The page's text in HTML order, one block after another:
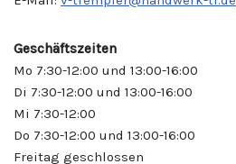
Geschäftszeiten
Mo 7:30-12:00 und 13:00-16:00
Di 7:30-12:00 und 13:00-16:00
Mi 7:30-12:00
Do 7:30-12:00 und 13:00-16:00
Freitag geschlossen